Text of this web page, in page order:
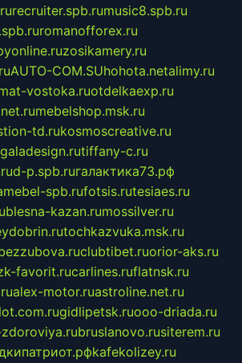
recruiter.spb.rumusic8.spb.ru
romanofforex.ru
zosikamery.ru
AUTO-COM.SUhohota.netalimy.ru
vostoka.ruotdelkaexp.ru
mebelshop.msk.ru
td.rukosmoscreative.ru
tiffany-c.ru
d-p.spb.ruгалактика73.рф
spb.rufotsis.rutesiaes.ru
blesna-kazan.rumossilver.ru
tochkazvuka.msk.ru
clubtibet.ruorior-aks.ru
favorit.rucarlines.ruflatnsk.ru
alex-motor.ruastroline.net.ru
gidlipetsk.ruooo-driada.ru
bruslanovo.rusiterem.ru
kafekolizey.ru